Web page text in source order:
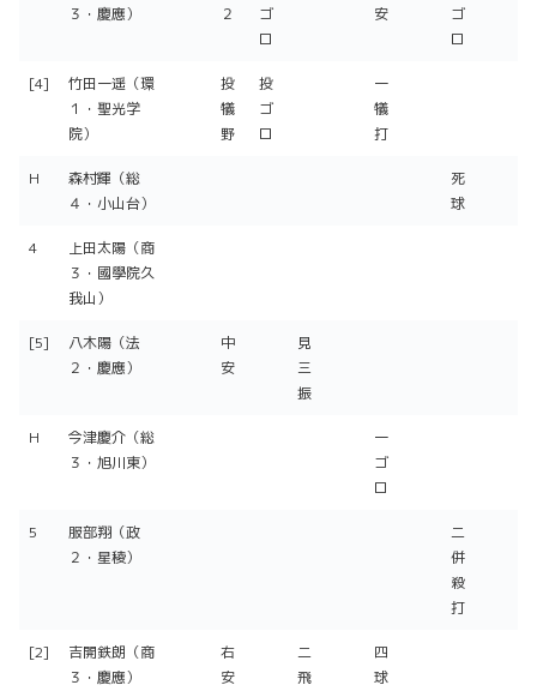
３・慶應）
２
ゴ
ロ
安
ゴ
ロ
[4]
竹田一遥（環
１・聖光学
院）
投
犠
野
投
ゴ
ロ
一
犠
打
H
森村輝（総
４・小山台）
死
球
4
上田太陽（商
３・國學院久
我山）
[5]
八木陽（法
２・慶應）
中
安
見
三
振
H
今津慶介（総
３・旭川東）
一
ゴ
ロ
5
服部翔（政
２・星稜）
二
併
殺
打
[2]
吉開鉄朗（商
３・慶應）
右
安
二
飛
四
球